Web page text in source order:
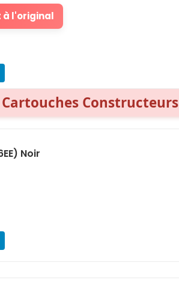
à l'original
Cartouches Constructeurs
Noir